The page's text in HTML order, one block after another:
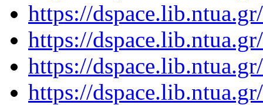
https://
https://
https://
https://